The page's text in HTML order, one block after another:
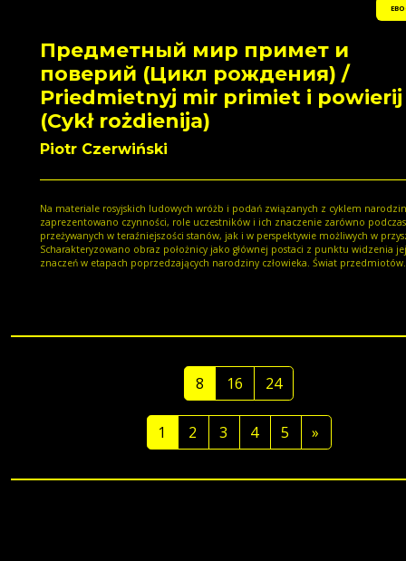
Предметный мир примет и
поверий (Цикл рождения) /
Priedmietnyj mir primiet i powierij
(Cykł rożdienija)
Piotr Czerwiński
Na materiale rosyjskich ludowych wróżb i podań związanych z cyklem narodzin
zaprezentowano czynności, role uczestników i ich znaczenie zarówno podczas
przeżywanych w teraźniejszości stanów, jak i w perspektywie możliwych w
Scharakteryzowano obraz położnicy jako głównej postaci z punktu widzenia jej
znaczeń w etapach poprzedzających narodziny człowieka. Świat przedmiotów
8 16 24
1 2 3 4 5 »